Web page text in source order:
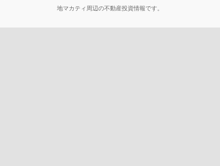
地マカティ周辺の不動産投資情報です。